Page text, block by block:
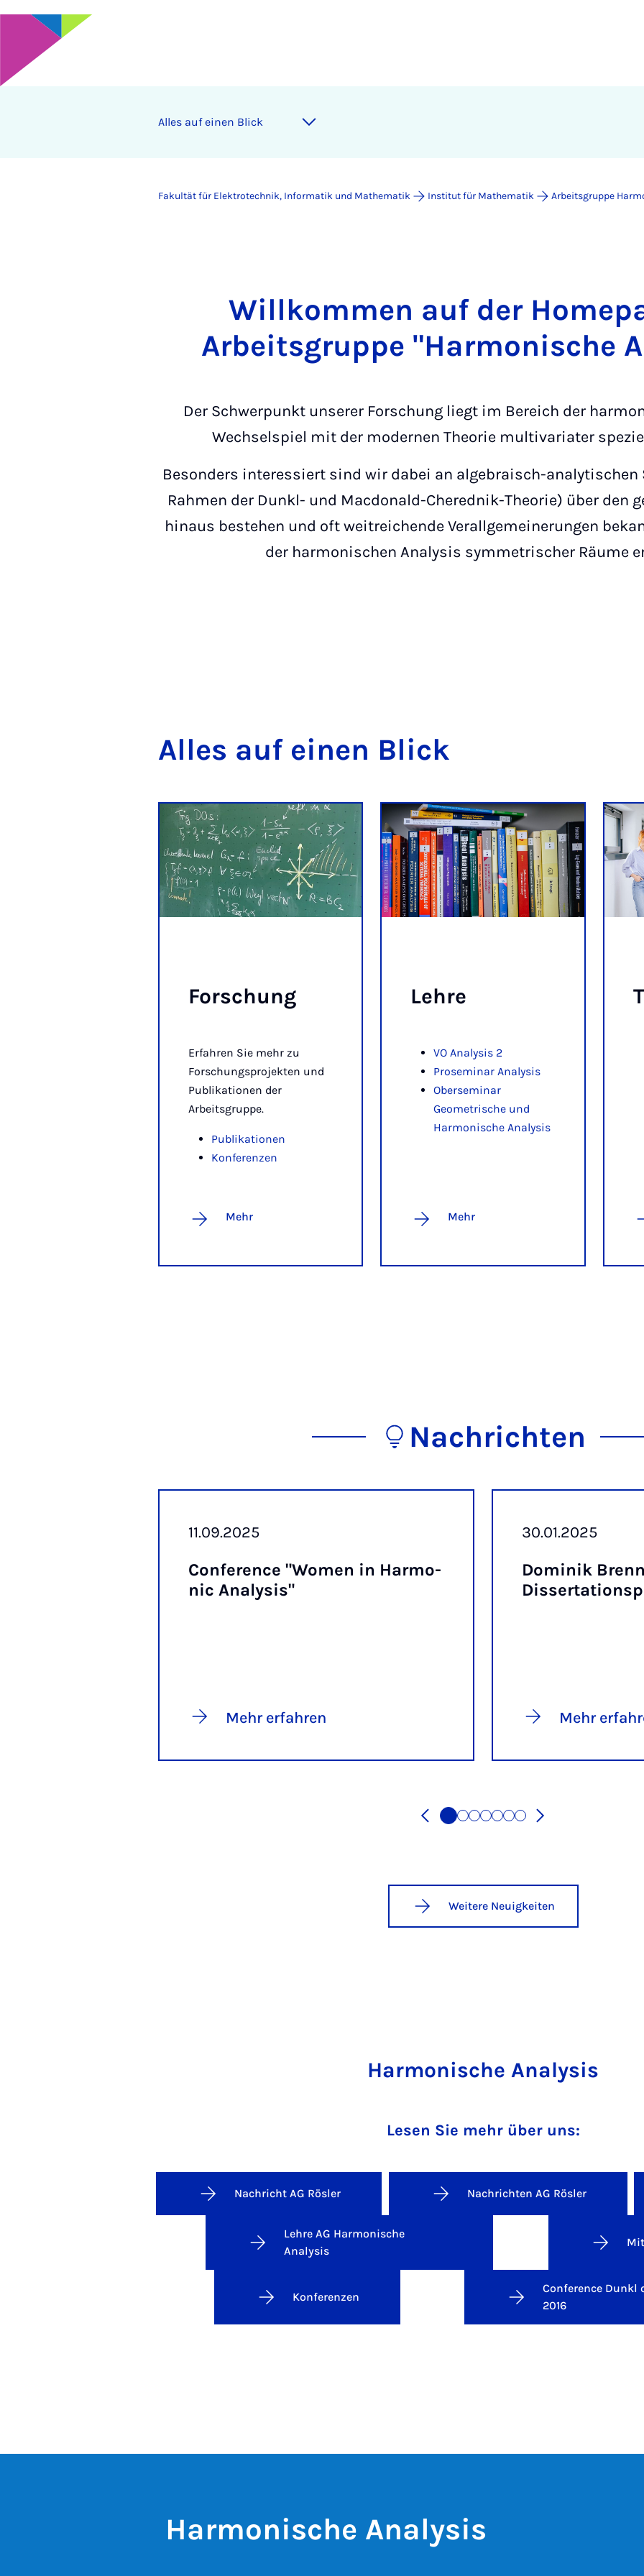
Al­les auf einen Blick
Fakultät für Elektrotechnik, Informatik und Mathematik Institut für Mathematik Arbeitsgruppe
Willkommen auf der
Arbeitsgruppe "Harmonische
Der Schwerpunkt unserer Forschung liegt im Bereich der
Wechselspiel mit der modernen Theorie multivariater
Besonders interessiert sind wir dabei an algebraisch-analytischen
Rahmen der Dunkl- und Macdonald-Cherednik-Theorie) über den
hinaus bestehen und oft weitreichende Verallgemeinerungen
der harmonischen Analysis symmetrischer Räume
Al­les auf einen Blick
For­schung
Erfahren Sie mehr zu
Forschungsprojekten und
Publikationen der
Arbeitsgruppe.
Publikationen
Konferenzen
Mehr
Leh­re
VO Analysis 2
Proseminar Analysis
Oberseminar
Geometrische und
Harmonische Analysis
Mehr
Nachrichten
11.09.2025
Con­fe­rence "Wo­men in Har­mo­
nic Ana­ly­sis"
Mehr erfahren
30.01.2025
Do­mi­nik
Mehr
Weitere Neuigkeiten
Harmonische Analysis
Lesen Sie mehr über uns:
Nachricht AG Rösler Nachrichten AG Rösler
Lehre AG Harmonische
Analysis
Konferenzen
Conference Dunkl
2016
Harmonische Analysis